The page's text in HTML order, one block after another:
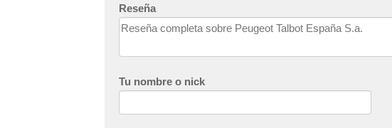
Reseña
Tu nombre o nick